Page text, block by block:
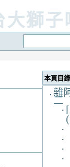
大獅
本頁目錄
雜
二